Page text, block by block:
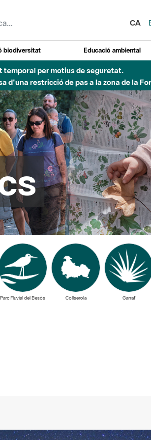
CA
biodiversitat Educació ambiental
de construcció d'una passera sobre el
Parc Fluvial del Besòs